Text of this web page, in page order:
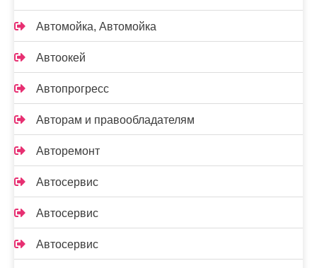
Автомойка, Автомойка
Автоокей
Автопрогресс
Авторам и правообладателям
Авторемонт
Автосервис
Автосервис
Автосервис